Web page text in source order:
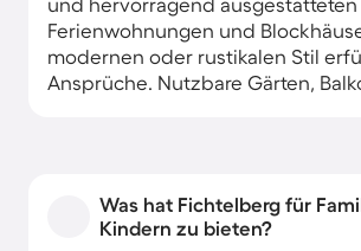
Ferienwohnungen und
modernen oder rustikalen Stil
Ansprüche. Nutzbare Gärten,
Bergamtskirche und der
zum Bummeln einlädt, ist im
Was hat Fichtelberg für
Kindern zu bieten?